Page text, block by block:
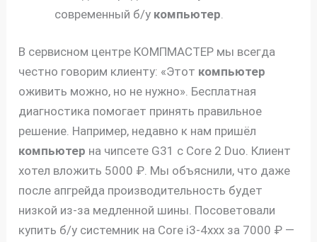
современный б/у компьютер
В сервисном центре КОМПМАСТЕР мы всегда
честно говорим клиенту: «Этот компьютер
оживить можно, но не нужно». Бесплатная
диагностика помогает принять правильное
решение. Например, недавно к нам пришёл
компьютер на чипсете G31 с Core 2 Duo. Клиент
хотел вложить 5000 ₽. Мы объяснили, что даже
после апгрейда производительность будет
низкой из-за медленной шины. Посоветовали
купить б/у системник на Core i3-4xxx за 7000 ₽ —